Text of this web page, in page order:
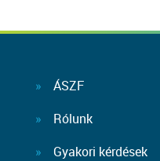
ÁSZF
Rólunk
Gyakori kérdések